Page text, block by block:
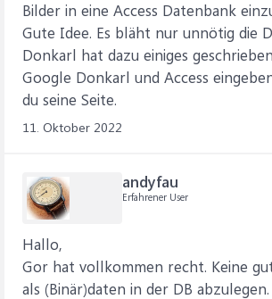
Bilder in eine Access Datenbank
Gute Idee. Es bläht nur unnötig die
Donkarl hat dazu einiges
Google Donkarl und Access
du seine Seite.
11. Oktober 2022
andyfau
Erfahrener User
Hallo,
Gor hat vollkommen recht. Keine
als (Binär)daten in der DB abzulegen.